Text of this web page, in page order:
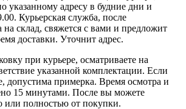
указанному адресу в будние дни и
Курьерская служба, после
на склад, свяжется с вами и предложит
доставки. Уточнит адрес.
при курьере, осматриваете на
указанной комплектации. Если
допустима примерка. Время осмотра и
15 минутами. После вы можете
или полностью от покупки.